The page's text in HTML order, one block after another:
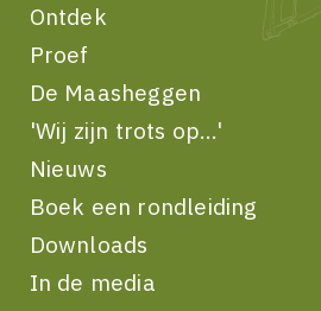
Ontdek
Proef
De Maasheggen
'Wij zijn trots op...'
Nieuws
Boek een rondleiding
Downloads
In de media